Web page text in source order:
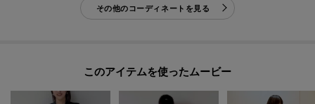
その他のコーディネートを見る
このアイテムを使ったムービー